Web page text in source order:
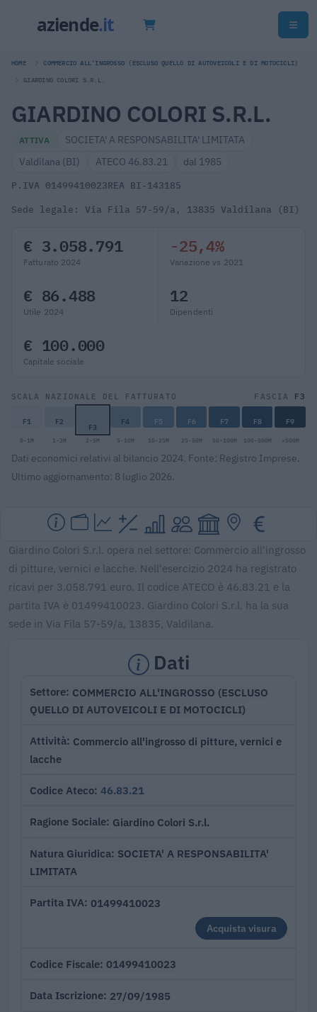
HOME COMMERCIO ALL'INGROSSO (ESCLUSO QUELLO DI AUTOVEICOLI E DI MOTOCICLI)
GIARDINO COLORI S.R.L.
GIARDINO COLORI S.R.L.
ATTIVA
SOCIETA' A RESPONSABILITA' LIMITATA
Valdilana (BI)
ATECO 46.83.21 dal 1985
P.IVA 01499410023REA BI-143185
Sede legale: Via Fila 57-59/a, 13835 Valdilana (BI)
€ 3.058.791
Fatturato 2024
-25,4%
Variazione vs 2021
€ 86.488
Utile 2024
12
Dipendenti
€ 100.000
Capitale sociale
SCALA NAZIONALE DEL FATTURATO FASCIA F3
F1 F2 F3 F4 F5 F6 F7 F8 F9
0-1M 1-2M 2-5M 5-10M 10-25M 25-50M 50-100M 100-500M >500M
Dati economici relativi al bilancio 2024. Fonte: Registro Imprese.
Ultimo aggiornamento: 8 luglio 2026.
Giardino Colori S.r.l. opera nel settore: Commercio all'ingrosso
di pitture, vernici e lacche. Nell'esercizio 2024 ha registrato
ricavi per 3.058.791 euro. Il codice ATECO è 46.83.21 e la
partita IVA è 01499410023. Giardino Colori S.r.l. ha la sua
sede in Via Fila 57-59/a, 13835, Valdilana.
Dati
Settore COMMERCIO ALL'INGROSSO (ESCLUSO
QUELLO DI AUTOVEICOLI E DI MOTOCICLI)
Attività Commercio all'ingrosso di pitture, vernici e
lacche
Codice Ateco 46.83.21
Ragione Sociale Giardino Colori S.r.l.
Natura Giuridica SOCIETA' A RESPONSABILITA'
LIMITATA
Partita IVA 01499410023
Acquista visura
Codice Fiscale 01499410023
Data Iscrizione 27/09/1985